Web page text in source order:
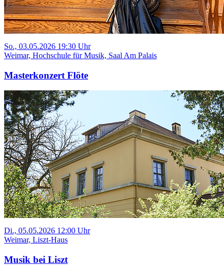
So., 03.05.2026 19:30 Uhr
Weimar, Hochschule für Musik, Saal Am Palais
Masterkonzert Flöte
Di., 05.05.2026 12:00 Uhr
Weimar, Liszt-Haus
Musik bei Liszt